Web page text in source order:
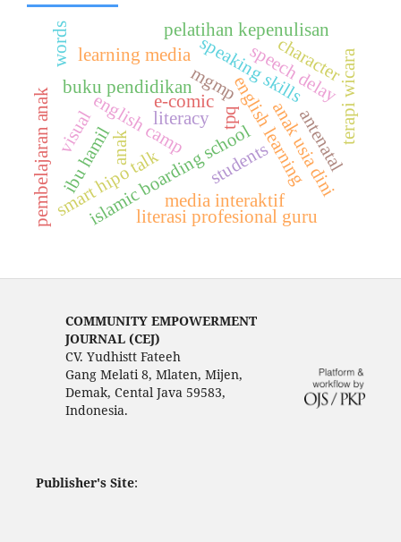
english camp english learning
islamic boarding school
speaking skills
students
buku pendidikan
literasi profesional guru
mgmp
pelatihan kepenulisan
anak usia dini
media interaktif
smart hipo talk
speech delayterapi wicara
pembelajaran anak e-comic
learning media
anak
tpq antenatal
ibu hamil
visual
words
literacy
character
COMMUNITY EMPOWERMENT
JOURNAL (CEJ)
CV. Yudhistt Fateeh
Gang Melati 8, Mlaten, Mijen,
Demak, Cental Java 59583,
Indonesia.
Publisher's Site: